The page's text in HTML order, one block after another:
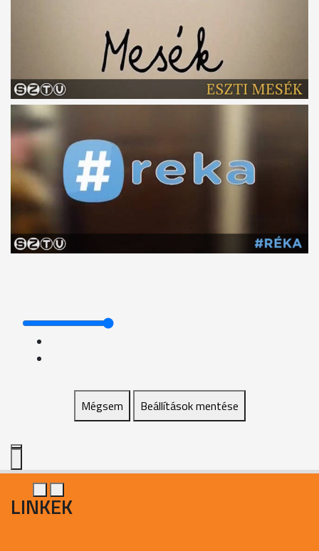
Mégsem Beállítások mentése
LINKEK